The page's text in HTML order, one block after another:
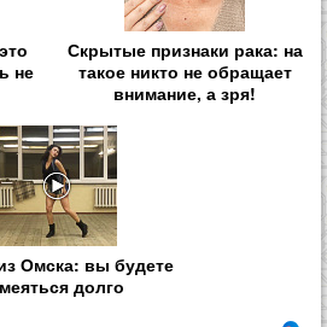
не
Скрытые признаки рака: на
такое никто не обращает
внимание, а зря!
Омска: вы будете
долго